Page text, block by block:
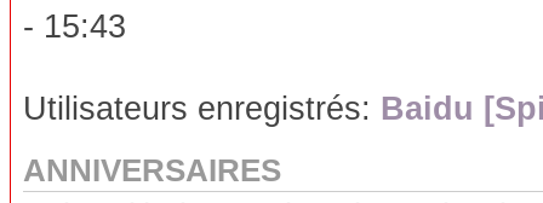
- 15:43
Utilisateurs enregistrés: Baidu
ANNIVERSAIRES